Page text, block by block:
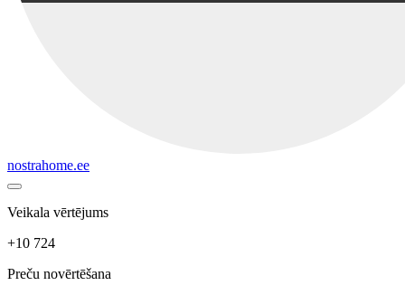
nostrahome.ee
Veikala vērtējums
+10 724
Preču novērtēšana